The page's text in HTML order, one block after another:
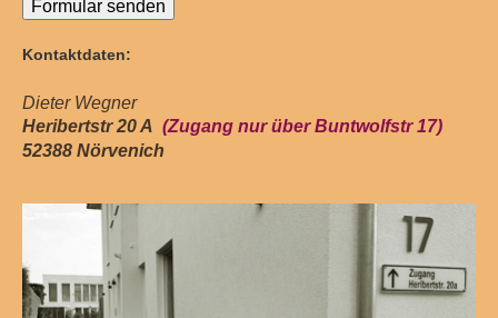
Kontaktdaten:
Dieter Wegner
Heribertstr 20 A (Zugang nur über Buntwolfstr 17)
52388 Nörvenich